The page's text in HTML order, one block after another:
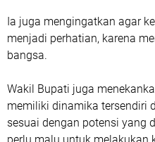
Ia juga mengingatkan agar
menjadi perhatian, karena
bangsa.
Wakil Bupati juga
memiliki dinamika tersendiri
sesuai dengan potensi yang